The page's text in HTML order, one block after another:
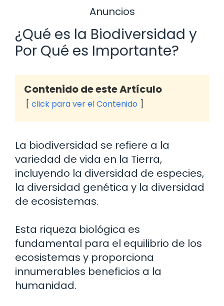
Anuncios
¿Qué es la Biodiversidad y
Por Qué es Importante?
Contenido de este Artículo
click para ver el Contenido
La biodiversidad se refiere a la
variedad de vida en la Tierra,
incluyendo la diversidad de especies,
la diversidad genética y la diversidad
de ecosistemas.
Esta riqueza biológica es
fundamental para el equilibrio de los
ecosistemas y proporciona
innumerables beneficios a la
humanidad.